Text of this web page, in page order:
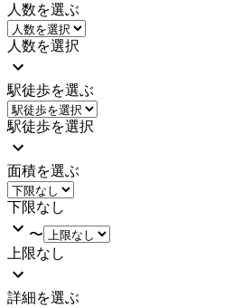
人数を選ぶ
人数を選択
駅徒歩を選ぶ
駅徒歩を選択
面積を選ぶ
下限なし
〜
上限なし
詳細を選ぶ